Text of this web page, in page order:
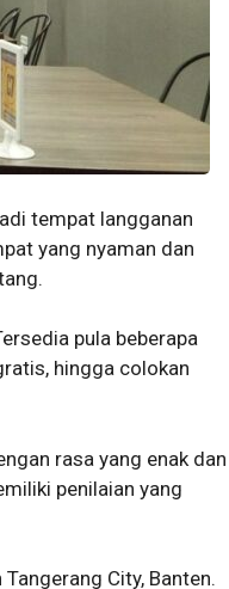
tempat langganan
yang nyaman dan
pula beberapa
hingga colokan
rasa yang enak dan
penilaian yang
City, Banten.